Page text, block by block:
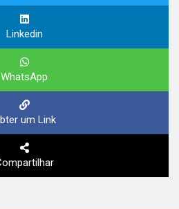
Linkedin
WhatsApp
um Link